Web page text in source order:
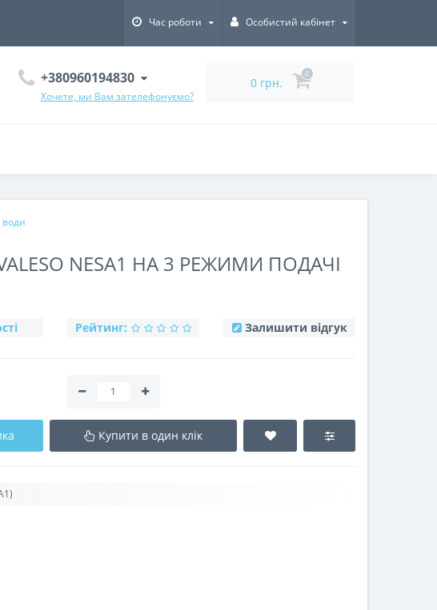
Час роботи Особистий кабінет
+380960194830
Хочете, ми Вам зателефонуємо?
0 грн.
0
води
NESA1 НА 3 РЕЖИМИ ПОДАЧІ
Рейтинг: Залишити відгук
Купити в один клік